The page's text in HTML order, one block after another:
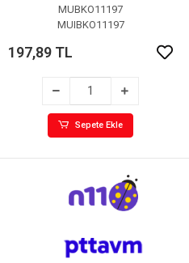
MUBKO11197
MUIBKO11197
197,89 TL
Sepete Ekle